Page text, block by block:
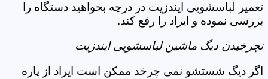
تعمیر لباسشویی ایندزیت در درچه بخواهید دستگاه را
بررسی نموده و ایراد را رفع کند.
نچرخیدن دیگ ماشین لباسشویی ایندزیت
اگر دیگ شستشو نمی چرخد ممکن است ایراد از پاره